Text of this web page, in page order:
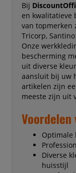
Bij
en kwalitatieve
van topmerken
Tricorp,
Onze
bescherming
uit diverse
aansluit bij uw
artikelen zijn
meeste zijn uit
Optimale
Diverse
huisstijl